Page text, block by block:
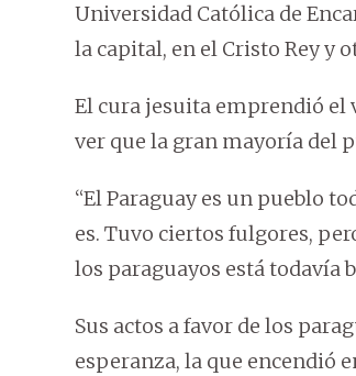
Universidad Católica de
la capital, en el Cristo Rey y
El cura jesuita emprendió el
ver que la gran mayoría del
“El Paraguay es un pueblo
es. Tuvo ciertos fulgores,
los paraguayos está todavía
Sus actos a favor de los
esperanza, la que encendió